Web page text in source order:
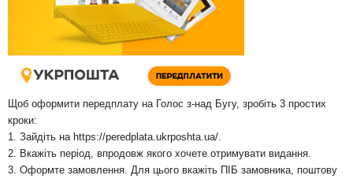
Щоб оформити передплату на Голос з-над Бугу, зробіть 3 простих
кроки:
1. Зайдіть на https://peredplata.ukrposhta.ua/
2. Вкажіть період, впродовж якого хочете отримувати видання.
3. Оформте замовлення. Для цього вкажіть ПІБ замовника, поштову